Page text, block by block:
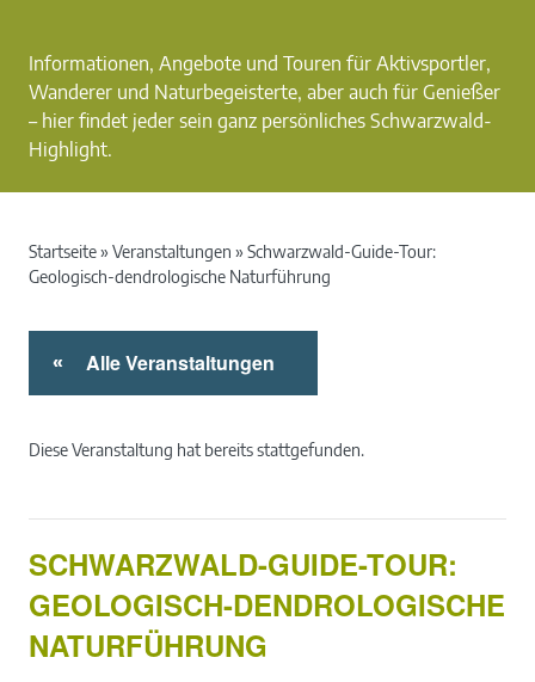
Informationen, Angebote und Touren für Aktivsportler,
Wanderer und Naturbegeisterte, aber auch für Genießer
– hier findet jeder sein ganz persönliches Schwarzwald-
Highlight.
Startseite» Veranstaltungen » Schwarzwald-Guide-Tour:
Geologisch-dendrologische Naturführung
« Alle Veranstaltungen
Diese Veranstaltung hat bereits stattgefunden.
SCHWARZWALD-GUIDE-TOUR:
GEOLOGISCH-DENDROLOGISCHE
NATURFÜHRUNG